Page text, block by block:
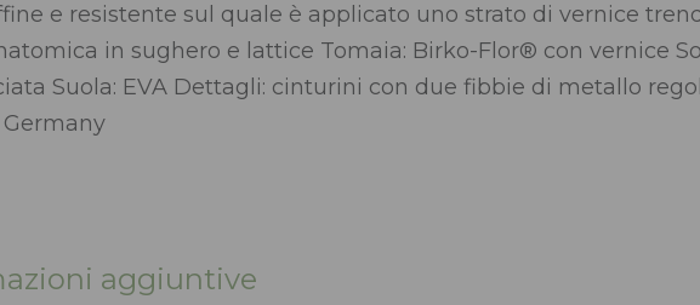
e resistente sul quale è applicato uno strato di vernice
in sughero e lattice Tomaia: Birko-Flor® con vernice
Suola: EVA Dettagli: cinturini con due fibbie di metallo
aggiuntive